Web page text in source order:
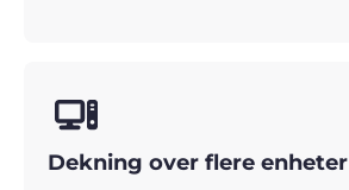
Dekning over flere enheter